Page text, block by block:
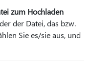
zum Hochladen
der Datei, das bzw.
Sie es/sie aus, und